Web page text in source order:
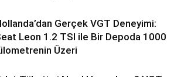
Gerçek VGT Deneyimi:
Leon 1.2 TSI ile Bir Depoda 1000
Üzeri